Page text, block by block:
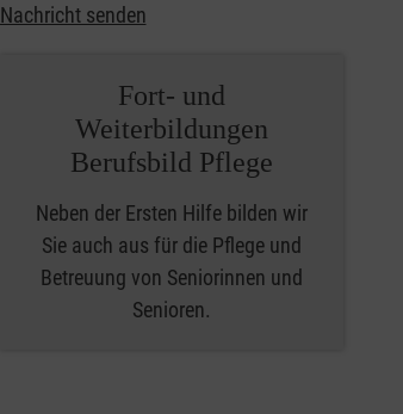
Nachricht senden
Fort- und
Weiterbildungen
Berufsbild Pflege
Neben der Ersten Hilfe bilden wir
Sie auch aus für die Pflege und
Betreuung von Seniorinnen und
Senioren.